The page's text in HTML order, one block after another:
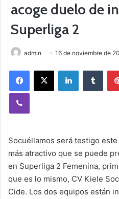
acoge duelo de
Superliga 2
admin 16 de noviembre de
Socuéllamos será testigo
más atractivo que se puede
en Superliga 2 Femenina,
que es lo mismo, CV Kiele
Cide. Los dos equipos están